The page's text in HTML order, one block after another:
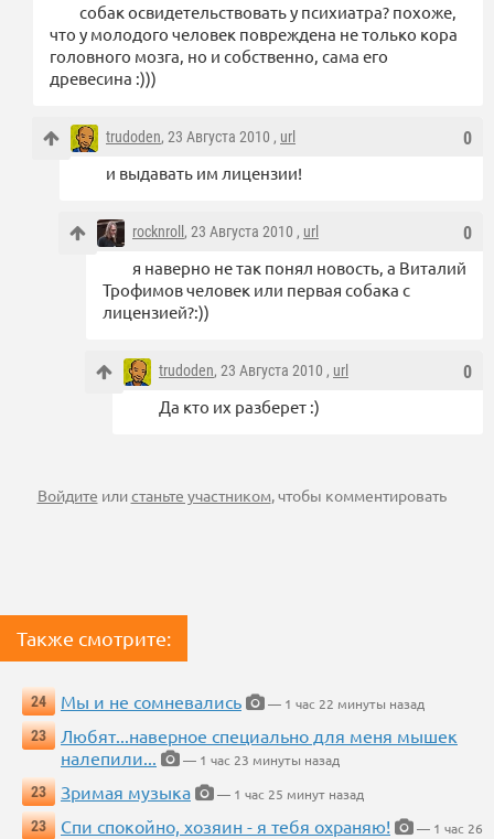
собак освидетельствовать у психиатра? похоже,
что у молодого человек повреждена не только кора
головного мозга, но и собственно, сама его
древесина :)))
0
trudoden, 23 Августа 2010 , url
и выдавать им лицензии!
0
rocknroll , 23 Августа 2010 , url
я наверно не так понял новость, а Виталий
Трофимов человек или первая собака с
лицензией?:))
0
trudoden, 23 Августа 2010 , url
Да кто их разберет :)
Войдите илистаньте участником, чтобы комментировать
Также смотрите:
24 Мы и не сомневались
— 1 час 22 минуты назад
23
Любят...наверное специально для меня мышек
налепили...
— 1 час 23 минуты назад
23
Зримая музыка
— 1 час 25 минут назад
23
Спи спокойно, хозяин - я тебя охраняю!
— 1 час 26